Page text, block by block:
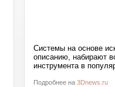
Системы на основе
описанию, набирают
инструмента в
Подробнее на 3Dnews.ru